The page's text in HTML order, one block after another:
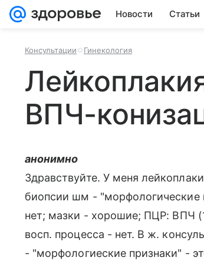
Новости Статьи
Консультации Гинекология
ВПЧ-
анонимно
Здравствуйте. У меня
биопсии шм - "морфологические
нет; мазки - хорошие; ПЦР: ВПЧ
восп. процесса - нет. В ж.
- "морфологиеские признаки" -